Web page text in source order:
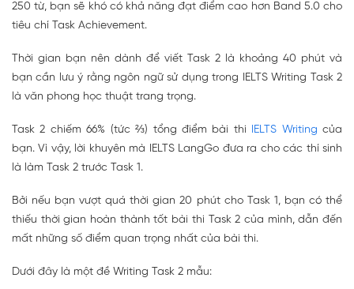
250 từ, bạn sẽ khó có khả năng đạt điểm cao hơn Band 5.0 cho
tiêu chí Task Achievement.
Thời gian bạn nên dành để viết Task 2 là khoảng 40 phút và
bạn cần lưu ý rằng ngôn ngữ sử dụng trong IELTS Writing Task 2
là văn phong học thuật trang trọng.
Task 2 chiếm 66% (tức ⅔) tổng điểm bài thi IELTS Writing của
bạn. Vì vậy, lời khuyên mà IELTS LangGo đưa ra cho các thí sinh
là làm Task 2 trước Task 1.
Bởi nếu bạn vượt quá thời gian 20 phút cho Task 1, bạn có thể
thiếu thời gian hoàn thành tốt bài thi Task 2 của mình, dẫn đến
mất những số điểm quan trọng nhất của bài thi.
Dưới đây là một đề Writing Task 2 mẫu: